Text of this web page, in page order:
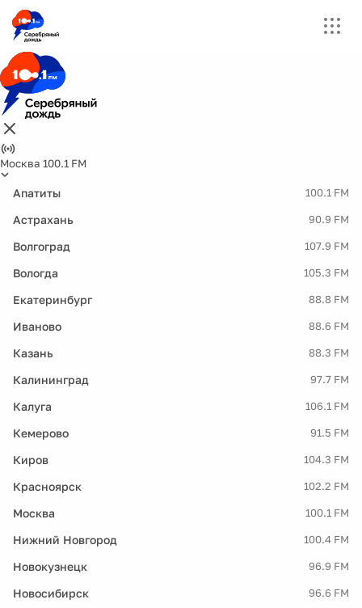
Москва 100.1 FM
Апатиты 100.1 FM
Астрахань 90.9 FM
Волгоград 107.9 FM
Вологда 105.3 FM
Екатеринбург 88.8 FM
Иваново 88.6 FM
Казань 88.3 FM
Калининград 97.7 FM
Калуга 106.1 FM
Кемерово 91.5 FM
Киров 104.3 FM
Красноярск 102.2 FM
Москва 100.1 FM
Нижний Новгород 100.4 FM
Новокузнецк 96.9 FM
Новосибирск 96.6 FM